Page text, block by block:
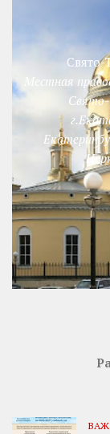
Местная
Свято-